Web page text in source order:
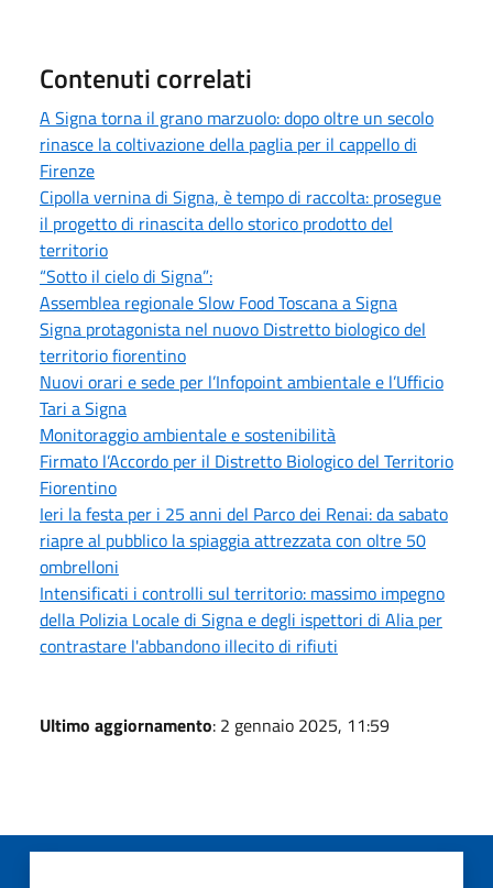
Contenuti correlati
A Signa torna il grano marzuolo: dopo oltre un secolo
rinasce la coltivazione della paglia per il cappello di
Firenze
Cipolla vernina di Signa, è tempo di raccolta: prosegue
il progetto di rinascita dello storico prodotto del
territorio
“Sotto il cielo di Signa”:
Assemblea regionale Slow Food Toscana a Signa
Signa protagonista nel nuovo Distretto biologico del
territorio fiorentino
Nuovi orari e sede per l’Infopoint ambientale e l’Ufficio
Tari a Signa
Monitoraggio ambientale e sostenibilità
Firmato l’Accordo per il Distretto Biologico del Territorio
Fiorentino
Ieri la festa per i 25 anni del Parco dei Renai: da sabato
riapre al pubblico la spiaggia attrezzata con oltre 50
ombrelloni
Intensificati i controlli sul territorio: massimo impegno
della Polizia Locale di Signa e degli ispettori di Alia per
contrastare l'abbandono illecito di rifiuti
Ultimo aggiornamento: 2 gennaio 2025, 11:59